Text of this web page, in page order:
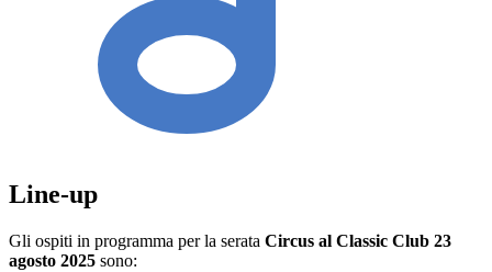
Line-up
Gli ospiti in programma per la serata Circus al Classic Club 23
agosto 2025 sono: